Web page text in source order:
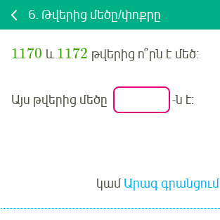
6. Թվերից մեծը/փոքրը
1170 և1172 թվերից ո՞րն է մեծ:
Այս թվերից մեծը -ն է:
կամԱրագ գրանցում